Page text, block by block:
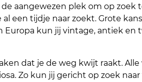
de aangewezen plek om op zoek
een tijdje naar zoekt. Grote
Europa kun jij vintage, antiek en
dat je de weg kwijt raakt.
Zo kun jij gericht op zoek